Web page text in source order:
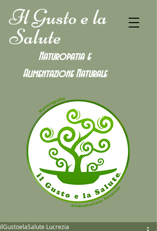
Il Gusto e la
Salute
Naturopatia e
Alimentazione Naturale
ilGustoelaSalute Lucrezia